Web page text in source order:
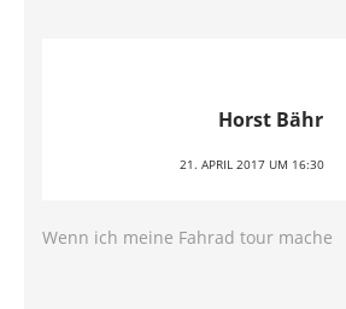
Horst Bähr
21. APRIL 2017 UM 16:30
Wenn ich meine Fahrad tour mache